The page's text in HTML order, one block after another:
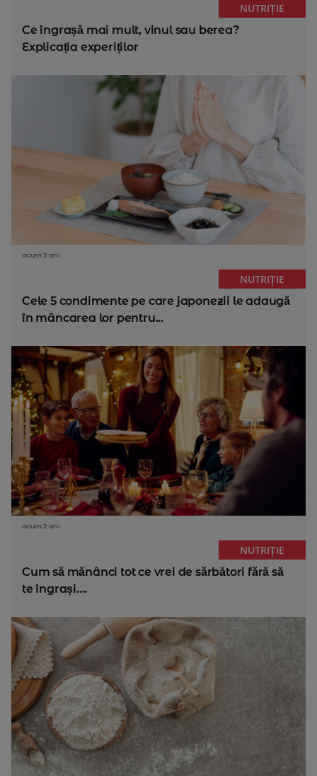
NUTRIȚIE
Ce îngrașă mai mult, vinul sau berea?
Explicația experiților
acum 2 ani
NUTRIȚIE
Cele 5 condimente pe care japonezii le adaugă
în mâncarea lor pentru...
acum 2 ani
NUTRIȚIE
Cum să mănânci tot ce vrei de sărbători fără să
te îngrași....